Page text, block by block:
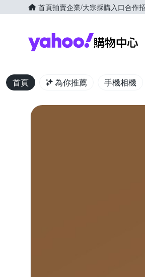
首頁拍賣企業/大宗採購入口合作
首頁 為你推薦 手機相機